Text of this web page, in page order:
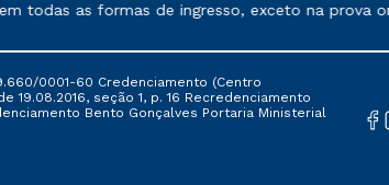
as formas de ingresso, exceto na prova
0001-60 Credenciamento (Centro
19.08.2016, seção 1, p. 16 Recredenciamento
Bento Gonçalves Portaria Ministerial